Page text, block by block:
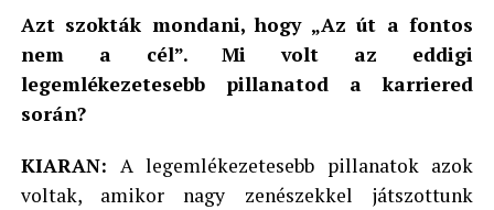
Azt szokták mondani, hogy „Az út a fontos
nem a cél”. Mi volt az eddigi
legemlékezetesebb pillanatod a karriered
során?
KIARAN:A legemlékezetesebb pillanatok azok
voltak, amikor nagy zenészekkel játszottunk